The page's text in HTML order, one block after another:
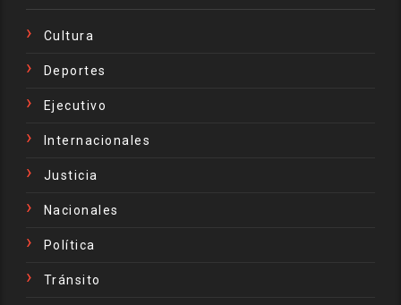
Cultura
Deportes
Ejecutivo
Internacionales
Justicia
Nacionales
Política
Tránsito